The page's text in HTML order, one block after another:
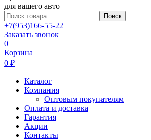
для вашего авто
Поиск
+7(953)166-55-22
Заказать звонок
0
Корзина
0 ₽
Каталог
Компания
Оптовым покупателям
Оплата и доставка
Гарантия
Акции
Контакты